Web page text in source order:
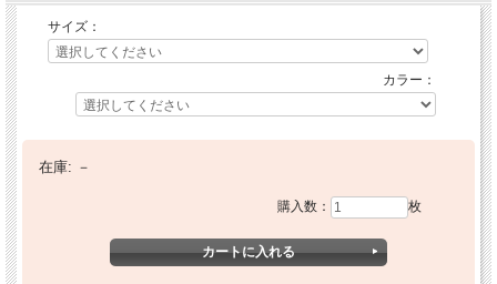
サイズ：
カラー：
在庫: －
購入数： 枚